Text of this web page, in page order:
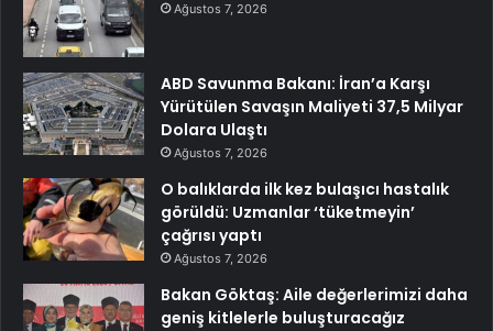
Ağustos 7, 2026
ABD Savunma Bakanı: İran’a Karşı
Yürütülen Savaşın Maliyeti 37,5 Milyar
Dolara Ulaştı
Ağustos 7, 2026
O balıklarda ilk kez bulaşıcı hastalık
görüldü: Uzmanlar ‘tüketmeyin’
çağrısı yaptı
Ağustos 7, 2026
Bakan Göktaş: Aile değerlerimizi daha
geniş kitlelerle buluşturacağız